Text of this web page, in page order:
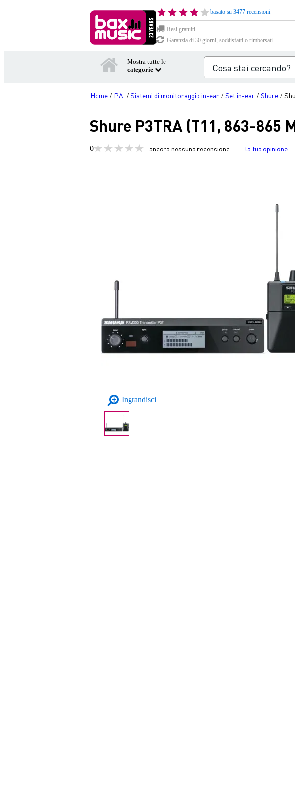
basato su 3477 recensioni
Resi gratuiti
Garanzia di 30 giorni, soddisfatti o rimborsati
Mostra tutte le
categorie
Home / P.A. /Sistemi di monitoraggio in-ear /Set in-ear /Shure /
Shure P3TRA (T11, 863-865
0 ancora nessuna recensione la tua opinione
Ingrandisci